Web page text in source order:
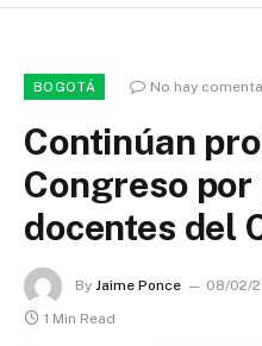
BOGOTÁ No hay
Continúan
Congreso
docentes del
By Jaime Ponce 08/02/
1 Min Read